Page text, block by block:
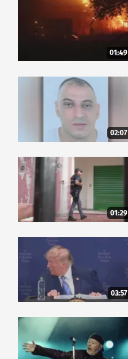
01:49
02:07
01:29
03:57